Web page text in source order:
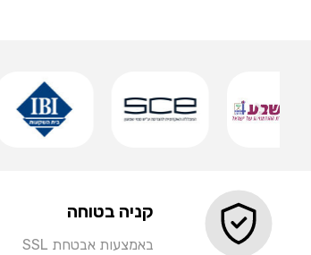
קניה בטוחה
באמצעות אבטחת SSL